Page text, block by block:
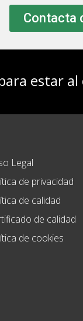
Contacta
estar
Legal
de privacidad
de calidad
de calidad
de cookies